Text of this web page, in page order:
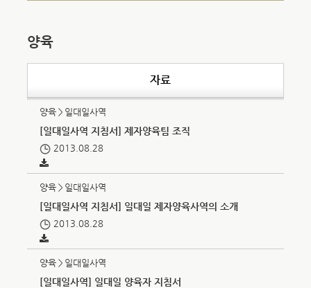
양육
자료
양육＞일대일사역
[일대일사역 지침서] 제자양육팀 조직
2013.08.28
양육＞일대일사역
[일대일사역 지침서] 일대일 제자양육사역의 소개
2013.08.28
양육＞일대일사역
[일대일사역] 일대일 양육자 지침서